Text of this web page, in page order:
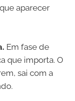
aparecer
Em fase de
que importa. O
sai com a